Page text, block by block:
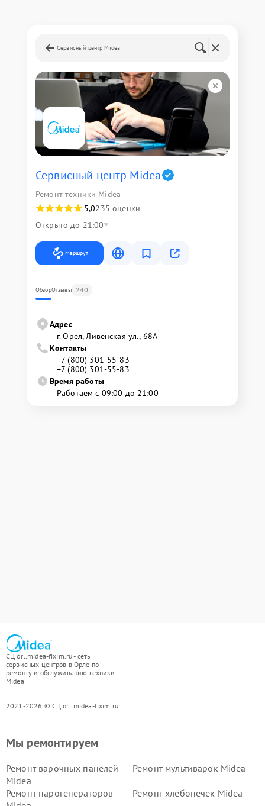
Сервисный центр Midea
Сервисный центр Midea
Ремонт техники Midea
5,0235 оценки
Открыто до 21:00
Маршрут
ОбзорОтзывы 240
Адрес
г. Орёл, Ливенская ул., 68А
Контакты
+7 (800) 301-55-83
+7 (800) 301-55-83
Время работы
Работаем с 09:00 до 21:00
СЦ orl.midea-fixim.ru - сеть
сервисных центров в Орле по
ремонту и обслуживанию техники
Midea
2021-2026 © СЦ orl.midea-fixim.ru
Мы ремонтируем
Ремонт варочных панелей
Midea
Ремонт мультиварок Midea
Ремонт парогенераторов
Ремонт хлебопечек Midea